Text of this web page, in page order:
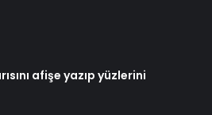
afişe yazıp yüzlerini